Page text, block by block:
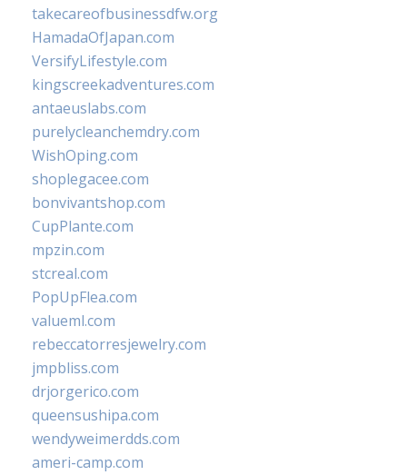
takecareofbusinessdfw.org
HamadaOfJapan.com
VersifyLifestyle.com
kingscreekadventures.com
antaeuslabs.com
purelycleanchemdry.com
WishOping.com
shoplegacee.com
bonvivantshop.com
CupPlante.com
mpzin.com
stcreal.com
PopUpFlea.com
valueml.com
rebeccatorresjewelry.com
jmpbliss.com
drjorgerico.com
queensushipa.com
wendyweimerdds.com
ameri-camp.com